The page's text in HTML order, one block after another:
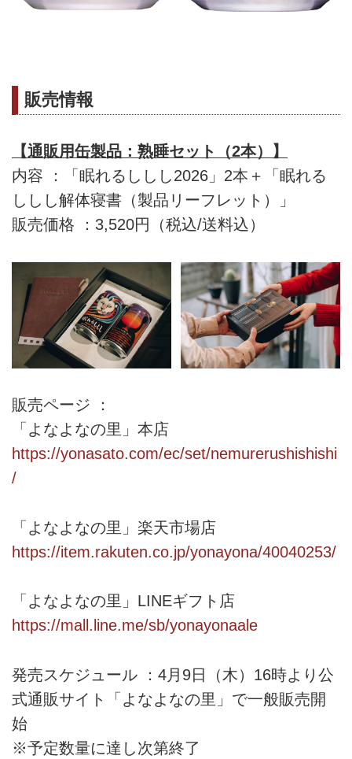
販売情報
【通販用缶製品：熟睡セット（2本）】
内容 ：「眠れるししし2026」2本＋「眠れる
ししし解体寝書（製品リーフレット）」
販売価格 ：3,520円（税込/送料込）
販売ページ ：
「よなよなの里」本店
https://yonasato.com/ec/set/nemurerushishishi
/
「よなよなの里」楽天市場店
https://item.rakuten.co.jp/yonayona/40040253/
「よなよなの里」LINEギフト店
https://mall.line.me/sb/yonayonaale
発売スケジュール ：4月9日（木）16時より公
式通販サイト「よなよなの里」で一般販売開
始
※予定数量に達し次第終了